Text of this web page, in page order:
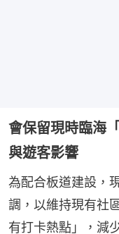
會保留現時臨海
與遊客影響
為配合板道建設，
調，以維持現有社
有打卡熱點」，減